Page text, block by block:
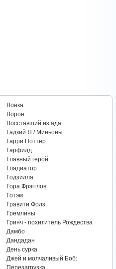
Вонка
Ворон
Восставший из ада
Гадкий Я / Миньоны
Гарри Поттер
Гарфилд
Главный герой
Гладиатор
Годзилла
Гора Фрэгглов
Готэм
Гравити Фолз
Гремлины
Гринч - похититель Рождества
Дамбо
Дандадан
День сурка
Джей и молчаливый Боб:
Перезагрузка